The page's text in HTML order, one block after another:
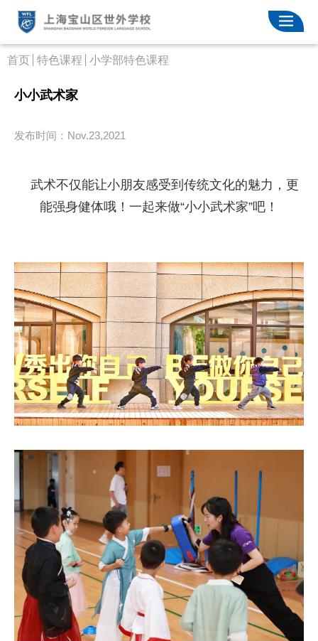
首页 特色课程 小学部特色课程
小小武术家
发布时间：Nov.23,2021
武术不仅能让小朋友感受到传统文化的魅力，更
能强身健体哦！一起来做“小小武术家”吧！